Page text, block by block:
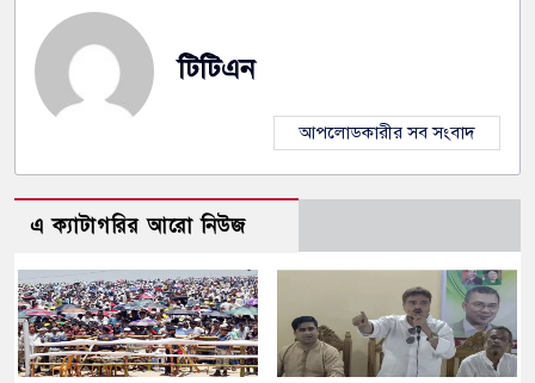
টিটিএন
আপলোডকারীর সব সংবাদ
এ ক্যাটাগরির আরো নিউজ